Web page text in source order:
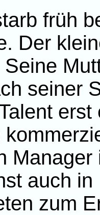
früh
Der
seiner
auch
zum